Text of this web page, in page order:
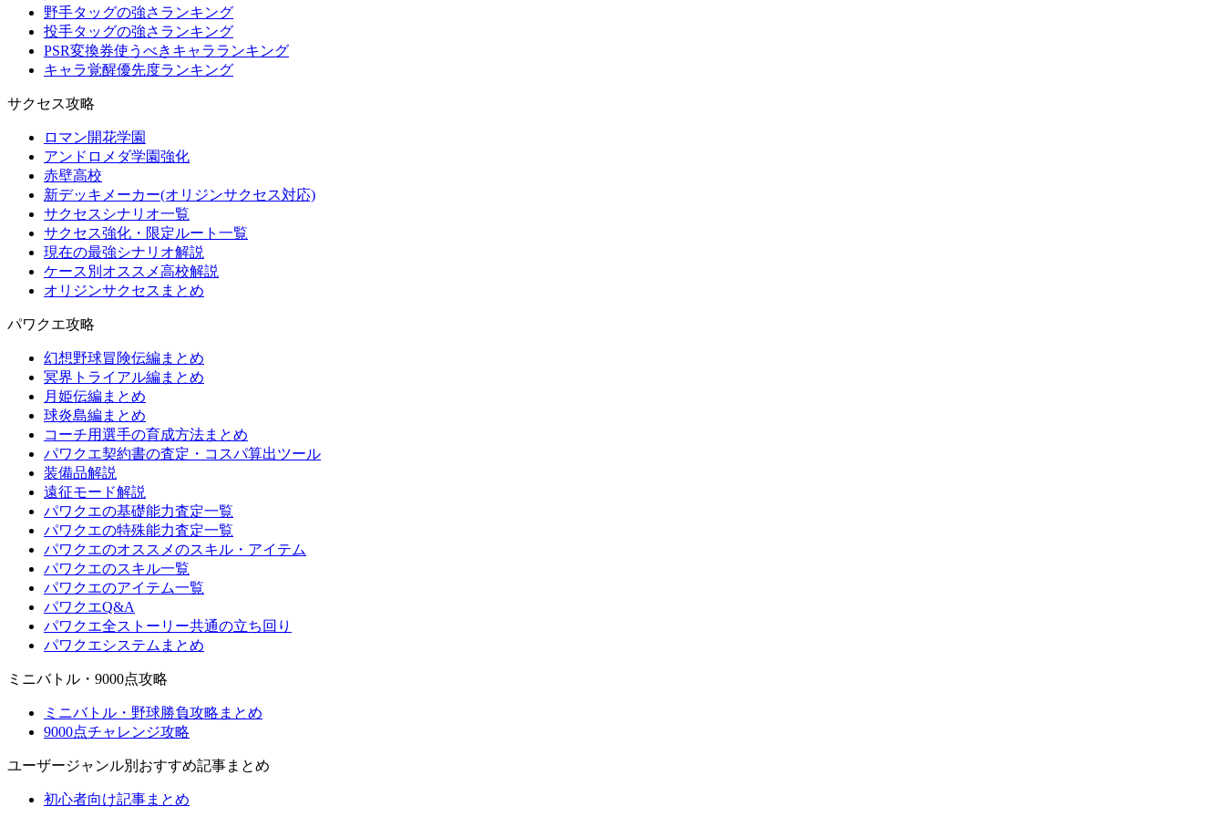
野手タッグの強さランキング
投手タッグの強さランキング
PSR変換券使うべきキャラランキング
キャラ覚醒優先度ランキング
サクセス攻略
ロマン開花学園
アンドロメダ学園強化
赤壁高校
新デッキメーカー(オリジンサクセス対応)
サクセスシナリオ一覧
サクセス強化・限定ルート一覧
現在の最強シナリオ解説
ケース別オススメ高校解説
オリジンサクセスまとめ
パワクエ攻略
幻想野球冒険伝編まとめ
冥界トライアル編まとめ
月姫伝編まとめ
球炎島編まとめ
コーチ用選手の育成方法まとめ
パワクエ契約書の査定・コスパ算出ツール
装備品解説
遠征モード解説
パワクエの基礎能力査定一覧
パワクエの特殊能力査定一覧
パワクエのオススメのスキル・アイテム
パワクエのスキル一覧
パワクエのアイテム一覧
パワクエQ&A
パワクエ全ストーリー共通の立ち回り
パワクエシステムまとめ
ミニバトル・9000点攻略
ミニバトル・野球勝負攻略まとめ
9000点チャレンジ攻略
ユーザージャンル別おすすめ記事まとめ
初心者向け記事まとめ